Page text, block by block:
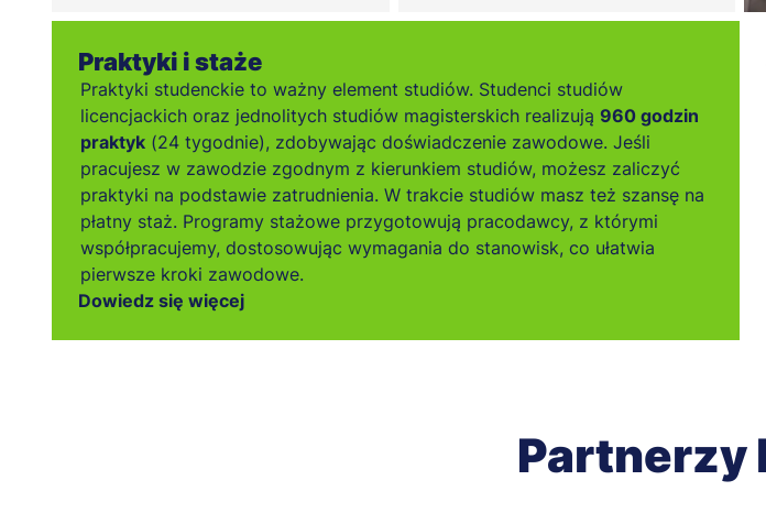
Praktyki i staże
Praktyki studenckie to ważny element studiów. Studenci studiów
licencjackich oraz jednolitych studiów magisterskich realizują 960 godzin
praktyk (24 tygodnie), zdobywając doświadczenie zawodowe. Jeśli
pracujesz w zawodzie zgodnym z kierunkiem studiów, możesz zaliczyć
praktyki na podstawie zatrudnienia. W trakcie studiów masz też szansę na
płatny staż. Programy stażowe przygotowują pracodawcy, z którymi
współpracujemy, dostosowując wymagania do stanowisk, co ułatwia
pierwsze kroki zawodowe.
Dowiedz się więcej
Partnerzy